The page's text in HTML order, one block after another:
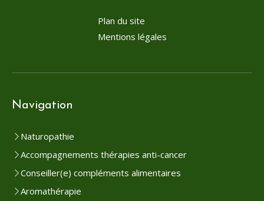
Plan du site
Mentions légales
Navigation
Naturopathie
Accompagnements thérapies anti-cancer
Conseiller(e) compléments alimentaires
Aromathérapie